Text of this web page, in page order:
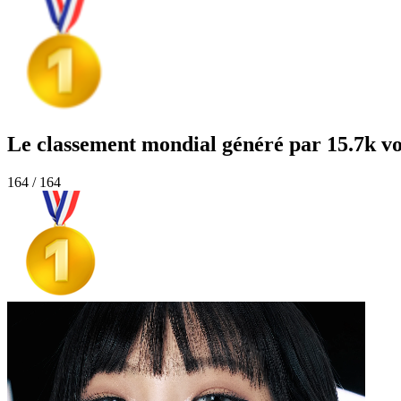
Le classement mondial généré par 15.7k
164 / 164